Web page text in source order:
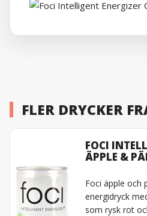
FLER DRYCKER
FOCI
ÄPPLE &
Foci äpple och
energidryck
som rysk rot